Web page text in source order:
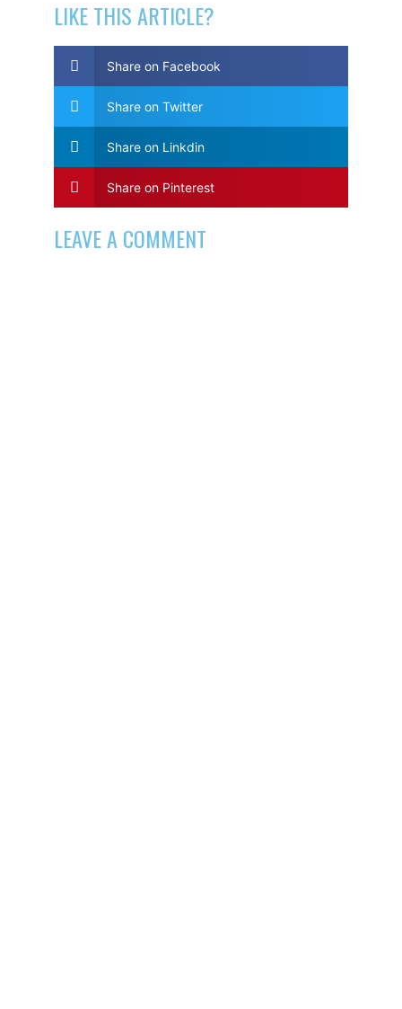
LIKE THIS ARTICLE?
Share on Facebook
Share on Twitter
Share on Linkdin
Share on Pinterest
LEAVE A COMMENT